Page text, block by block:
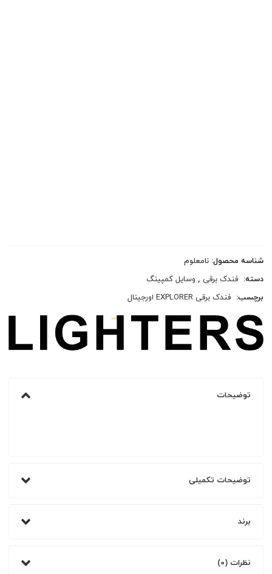
شناسه محصول:نامعلوم
دسته: فندک برقی , وسایل کمپینگ
برچسب: فندک برقی EXPLORER اورجینال
توضیحات
توضیحات تکمیلی
برند
نظرات (0)